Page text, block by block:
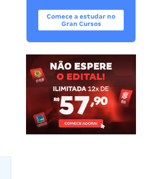
Comece a estudar no
Gran Cursos